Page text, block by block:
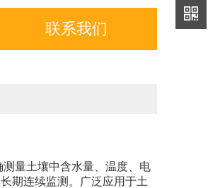
联系我们
量土壤中含水量、温度、电
期连续监测。广泛应用于土